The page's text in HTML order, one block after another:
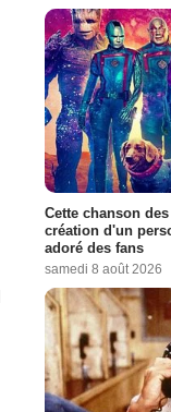
Cette chanson
création d'un
adoré des fans
samedi 8 août 2026